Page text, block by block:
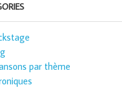
par thème